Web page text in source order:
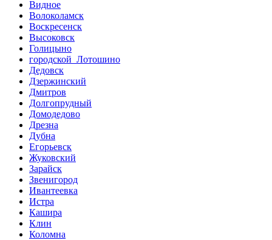
Видное
Волоколамск
Воскресенск
Высоковск
Голицыно
городской Лотошино
Дедовск
Дзержинский
Дмитров
Долгопрудный
Домодедово
Дрезна
Дубна
Егорьевск
Жуковский
Зарайск
Звенигород
Ивантеевка
Истра
Кашира
Клин
Коломна